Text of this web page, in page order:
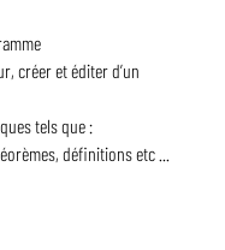
créer et éditer d’un
tels que :
définitions etc ...